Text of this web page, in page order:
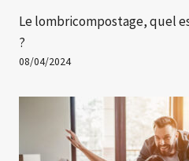
Le lombricompostage, quel
?
08/04/2024